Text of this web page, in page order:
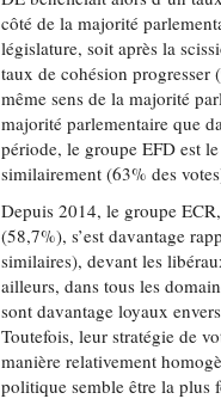
côté de la majorité
législature, soit après la
taux de cohésion
même sens de la majorité
majorité parlementaire que
période, le groupe EFD est
similairement (63% des
Depuis 2014, le groupe
(58,7%), s’est davantage
similaires), devant les
ailleurs, dans tous les
sont davantage loyaux
Toutefois, leur stratégie de
manière relativement
politique semble être la plus